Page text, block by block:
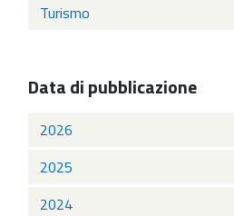
Turismo
Data di pubblicazione
2026
2025
2024